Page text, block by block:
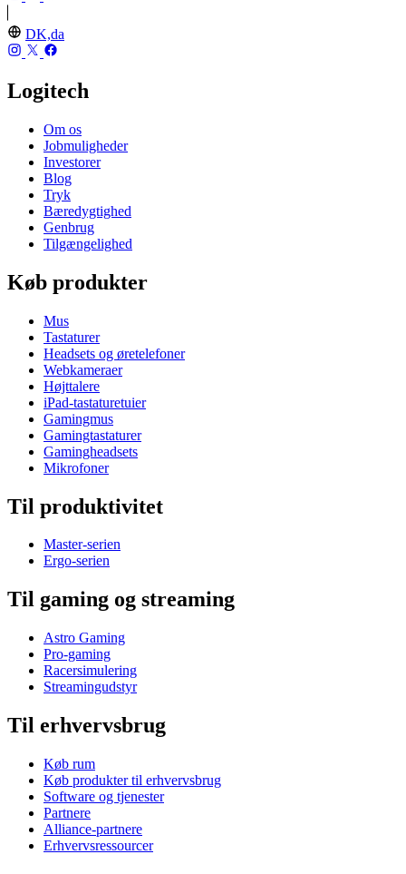
DK,da
Logitech
Om os
Jobmuligheder
Investorer
Blog
Tryk
Bæredygtighed
Genbrug
Tilgængelighed
Køb produkter
Mus
Tastaturer
Headsets og øretelefoner
Webkameraer
Højttalere
iPad-tastaturetuier
Gamingmus
Gamingtastaturer
Gamingheadsets
Mikrofoner
Til produktivitet
Master-serien
Ergo-serien
Til gaming og streaming
Astro Gaming
Pro-gaming
Racersimulering
Streamingudstyr
Til erhvervsbrug
Køb rum
Køb produkter til erhvervsbrug
Software og tjenester
Partnere
Alliance-partnere
Erhvervsressourcer